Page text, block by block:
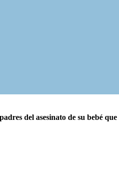
del asesinato de su bebé